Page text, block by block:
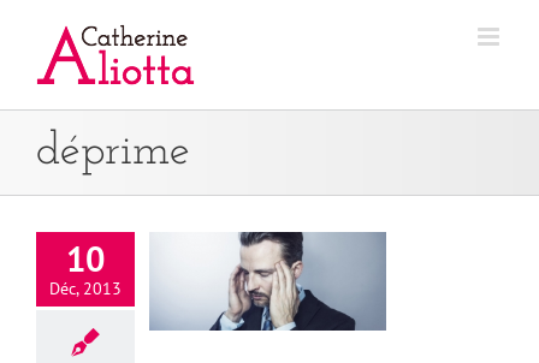
contenu
déprime
10
Déc, 2013